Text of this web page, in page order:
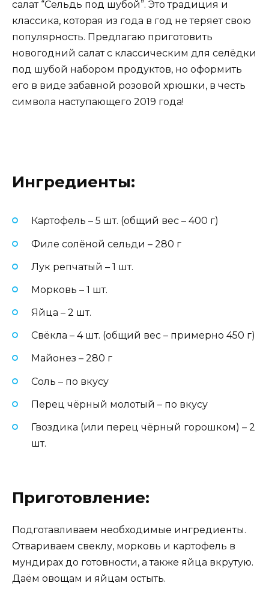
салат “Сельдь под шубой”. Это традиция и
классика, которая из года в год не теряет свою
популярность. Предлагаю приготовить
новогодний салат с классическим для селёдки
под шубой набором продуктов, но оформить
его в виде забавной розовой хрюшки, в честь
символа наступающего 2019 года!
Ингредиенты:
Картофель – 5 шт. (общий вес – 400 г)
Филе солёной сельди – 280 г
Лук репчатый – 1 шт.
Морковь – 1 шт.
Яйца – 2 шт.
Свёкла – 4 шт. (общий вес – примерно 450 г)
Майонез – 280 г
Соль – по вкусу
Перец чёрный молотый – по вкусу
Гвоздика (или перец чёрный горошком) – 2
шт.
Приготовление:
Подготавливаем необходимые ингредиенты.
Отвариваем свеклу, морковь и картофель в
мундирах до готовности, а также яйца вкрутую.
Даём овощам и яйцам остыть.